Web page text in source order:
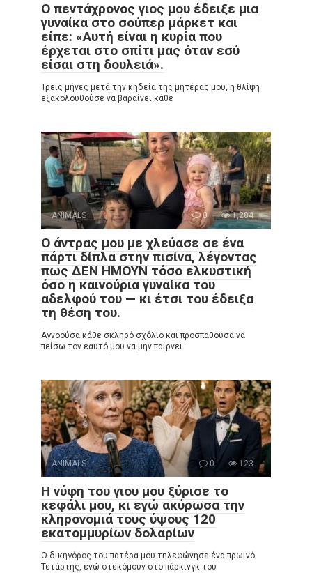
Ο πεντάχρονος γιος μου έδειξε μια
γυναίκα στο σούπερ μάρκετ και
είπε: «Αυτή είναι η κυρία που
έρχεται στο σπίτι μας όταν εσύ
είσαι στη δουλειά».
Τρεις μήνες μετά την κηδεία της μητέρας μου, η θλίψη
εξακολουθούσε να βαραίνει κάθε
ANIMALS 0 1,284
Ο άντρας μου με χλεύασε σε ένα
πάρτι δίπλα στην πισίνα, λέγοντας
πως ΔΕΝ ΗΜΟΥΝ τόσο ελκυστική
όσο η καινούρια γυναίκα του
αδελφού του — κι έτσι του έδειξα
τη θέση του.
Αγνοούσα κάθε σκληρό σχόλιο και προσπαθούσα να
πείσω τον εαυτό μου να μην παίρνει
ANIMALS 0 123
Η νύφη του γιου μου ξύρισε το
κεφάλι μου, κι εγώ ακύρωσα την
κληρονομιά τους ύψους 120
εκατομμυρίων δολαρίων
Ο δικηγόρος του πατέρα μου τηλεφώνησε ένα πρωινό
Τετάρτης, ενώ στεκόμουν στο πάρκινγκ του